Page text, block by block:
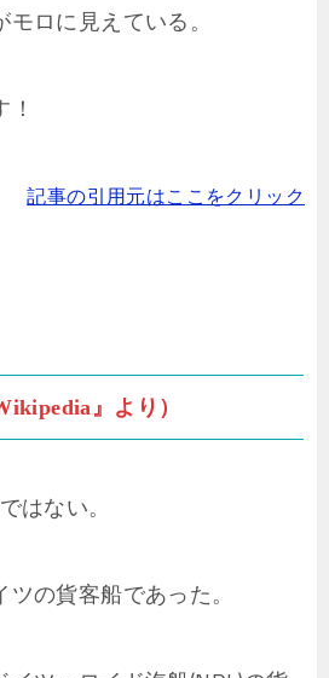
ロに見えている。
記事の引用元はここをクリック
』より）
ない。
の貨客船であった。